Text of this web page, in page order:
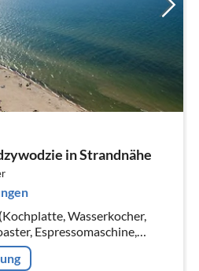
in Strandnähe
Wasserkocher,
Espressomaschine,
Kühl-/Gefrierkombination,